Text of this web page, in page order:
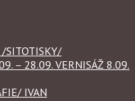
SITOTISKY/
– 28.09. VERNISÁŽ 8.09.
IVAN